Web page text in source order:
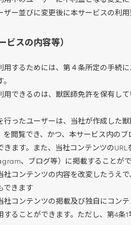
ザー並びに変更後に本サービスの利
ビスの内容等）
用するためには、第４条所定の手続
用できるのは、獣医師免許を保有し
行ったユーザーは、当社が作成した
を閲覧でき、かつ、本サービス内の
きます。また、当社コンテンツの
、ブログ等）に掲載することが
社コンテンツの内容を改変したうえ
できます
社コンテンツの掲載及び独自にコン
することができます。ただし、第4条